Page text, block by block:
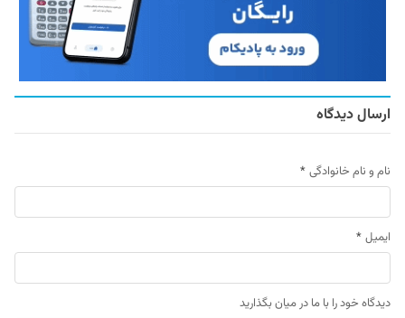
ارسال دیدگاه
نام و نام خانوادگی *
ایمیل *
دیدگاه خود را با ما در میان بگذارید